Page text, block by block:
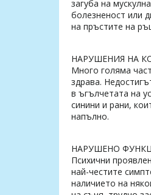
загуба на
болезненост или
на пръстите на
НАРУШЕНИЯ НА
Много голяма
здрава.
в ъгълчетата на
синини и рани,
напълно.
НАРУШЕНО
Психични
най-честите
наличието на